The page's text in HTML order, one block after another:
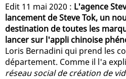
Edit 11 mai 2020 : L'agence
lancement de Steve Tok, un
destination de toutes les
lancer sur l'appli chinoise
Loris Bernadini qui prend les
département. Comme il l'a
réseau social de création de